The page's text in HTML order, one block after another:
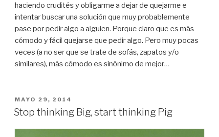
haciendo crudités y obligarme a dejar de quejarme e
intentar buscar una solución que muy probablemente
pase por pedir algo a alguien. Porque claro que es más
cómodo y fácil quejarse que pedir algo. Pero muy pocas
veces (a no ser que se trate de sofás, zapatos y/o
similares), más cómodo es sinónimo de mejor…
PUBLICADO
EL
MAYO 29, 2014
Stop thinking Big, start thinking Pig